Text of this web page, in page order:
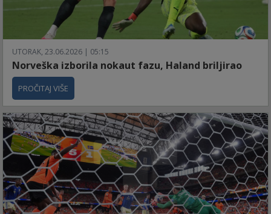
UTORAK, 23.06.2026 | 05:15
Norveška izborila nokaut fazu, Haland briljirao
PROČITAJ VIŠE